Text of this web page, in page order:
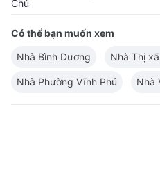
Có thể bạn muốn xem
Nhà Bình Dương
Nhà Thị
Nhà Phường Vĩnh Phú Nhà